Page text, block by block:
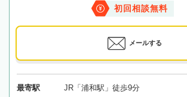
初回相談無料
メールする
最寄駅 JR「浦和駅」徒歩9分